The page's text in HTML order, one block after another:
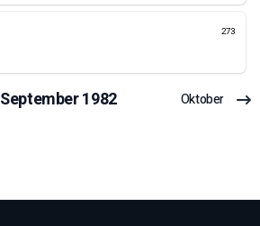
273
September1982 Oktober